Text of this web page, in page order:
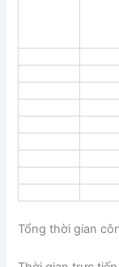
Tổng thời gian